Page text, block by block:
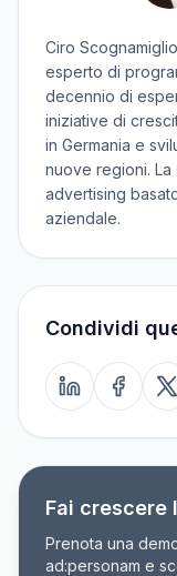
Ciro
esperto di
decennio di
iniziative di
in Germania e
nuove regioni.
advertising
aziendale.
Condividi
Fai crescere
Prenota una
ad:personam e